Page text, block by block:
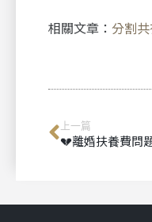
相關文章： 分割
上一篇